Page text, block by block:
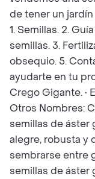
de tener un
1. Semillas. 2.
semillas. 3.
obsequio. 5.
ayudarte en tu
Crego Gigante. •
Otros Nombres:
semillas de áster
alegre, robusta y
sembrarse entre
semillas de áster